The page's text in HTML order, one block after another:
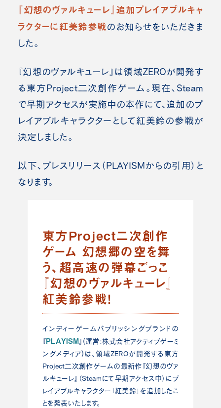
『幻想のヴァルキューレ』追加プレイアブルキャ
ラクターに紅美鈴参戦のお知らせをいただきま
した。
『幻想のヴァルキューレ』は領域ZEROが開発す
る東方Project二次創作ゲーム。現在、Steam
で早期アクセスが実施中の本作にて、追加のプ
レイアブルキャラクターとして紅美鈴の参戦が
決定しました。
以下、プレスリリース（PLAYISMからの引用）と
なります。
東方Project二次創作
ゲーム 幻想郷の空を舞
う、超高速の弾幕ごっこ
『幻想のヴァルキューレ』
紅美鈴参戦！
インディーゲームパブリッシングブランドの
『PLAYISM』(運営:株式会社アクティブゲーミ
ングメディア)は、領域ZEROが開発する東方
Project二次創作ゲームの最新作『幻想のヴァ
ルキューレ』（Steamにて早期アクセス中）にプ
レイアブルキャラクター「紅美鈴」を追加したこ
とを発表いたします。